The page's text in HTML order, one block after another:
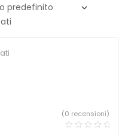
(0 recensioni)